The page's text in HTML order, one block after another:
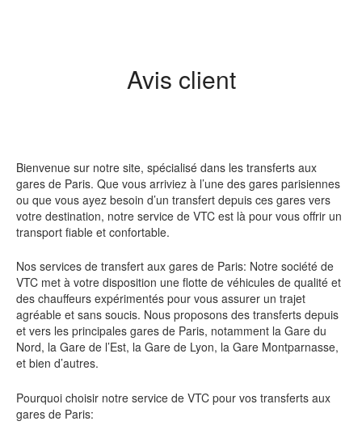
Avis client
Bienvenue sur notre site, spécialisé dans les transferts aux
gares de Paris. Que vous arriviez à l’une des gares parisiennes
ou que vous ayez besoin d’un transfert depuis ces gares vers
votre destination, notre service de VTC est là pour vous offrir un
transport fiable et confortable.
Nos services de transfert aux gares de Paris: Notre société de
VTC met à votre disposition une flotte de véhicules de qualité et
des chauffeurs expérimentés pour vous assurer un trajet
agréable et sans soucis. Nous proposons des transferts depuis
et vers les principales gares de Paris, notamment la Gare du
Nord, la Gare de l’Est, la Gare de Lyon, la Gare Montparnasse,
et bien d’autres.
Pourquoi choisir notre service de VTC pour vos transferts aux
gares de Paris: